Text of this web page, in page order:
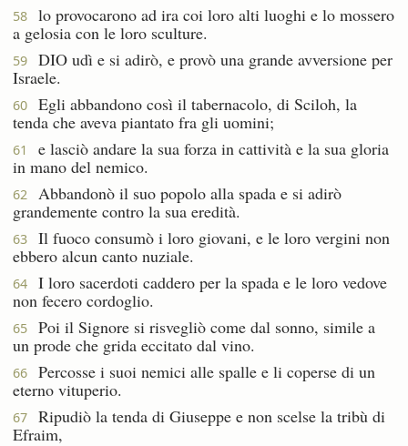
58
lo provocarono ad ira coi loro alti luoghi e lo mossero
a gelosia con le loro sculture.
59
DIO udì e si adirò, e provò una grande avversione per
Israele.
60
Egli abbandono così il tabernacolo, di Sciloh, la
tenda che aveva piantato fra gli uomini;
61
e lasciò andare la sua forza in cattività e la sua gloria
in mano del nemico.
62
Abbandonò il suo popolo alla spada e si adirò
grandemente contro la sua eredità.
63
Il fuoco consumò i loro giovani, e le loro vergini non
ebbero alcun canto nuziale.
64
I loro sacerdoti caddero per la spada e le loro vedove
non fecero cordoglio.
65
Poi il Signore si risvegliò come dal sonno, simile a
un prode che grida eccitato dal vino.
66
Percosse i suoi nemici alle spalle e li coperse di un
eterno vituperio.
67
Ripudiò la tenda di Giuseppe e non scelse la tribù di
Efraim,